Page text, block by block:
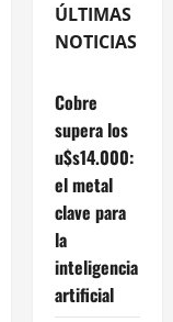
ÚLTIMAS
NOTICIAS
Cobre
supera los
u$s14.000:
el metal
clave para
la
inteligencia
artificial